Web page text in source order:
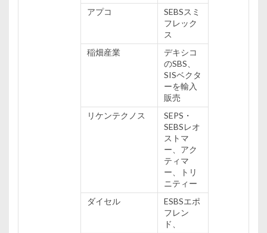
アプコ
SEBSスミ
フレック
ス
稲畑産業
デキシコ
のSBS、
SISベクタ
ーを輸入
販売
リケンテクノス
SEPS・
SEBSレオ
ストマ
ー、アク
ティマ
ー、トリ
ニティー
ダイセル
ESBSエポ
フレン
ド、